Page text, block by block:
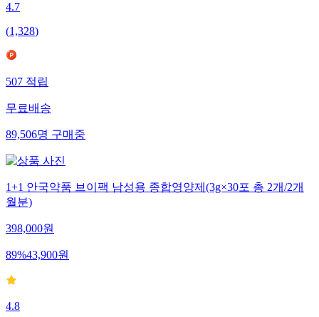
4.7
(1,328)
507 적립
무료배송
89,506명 구매중
1+1 안국약품 브이팩 남성용 종합영양제(3g×30포 총 2개/2개
월분)
398,000원
89%43,900원
4.8